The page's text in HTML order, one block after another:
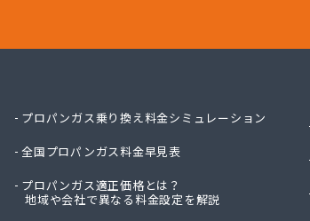
プロパンガス乗り換え料金シミュレーション
全国プロパンガス料金早見表
プロパンガス適正価格とは？
地域や会社で異なる料金設定を解説